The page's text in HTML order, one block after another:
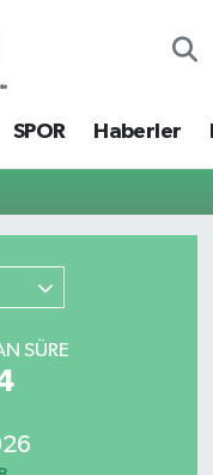
SPOR Haberler
SÜRE